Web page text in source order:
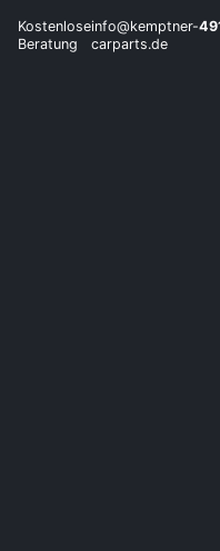
Kostenlose
Beratung
info@kemptner-
carparts.de